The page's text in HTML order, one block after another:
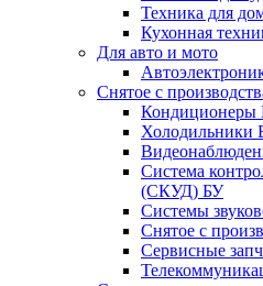
Техника для
Кухонная
Для авто и мото
Снятое с
Кондиционеры
Холодильники
Система
(СКУД) БУ
Системы
Снятое с
Сервисные